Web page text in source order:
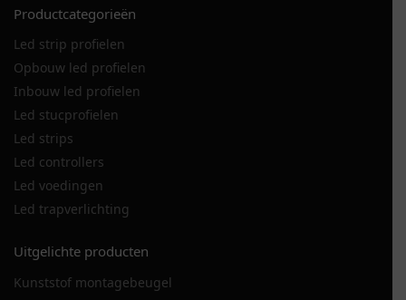
Productcategorieën
Led strip profielen
Opbouw led profielen
Inbouw led profielen
Led stucprofielen
Led strips
Led controllers
Led voedingen
Led trapverlichting
Uitgelichte producten
Kunststof montagebeugel